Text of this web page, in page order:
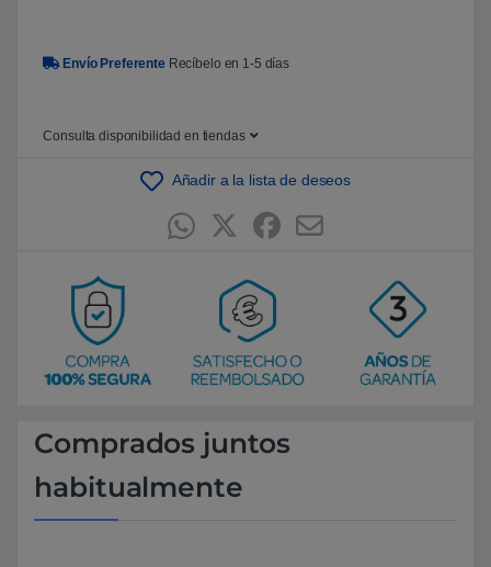
a
n
d
Envío Preferente Recíbelo en 1-5 días
Consulta disponibilidad en tiendas
Añadir a la lista de deseos
Comprados juntos
habitualmente